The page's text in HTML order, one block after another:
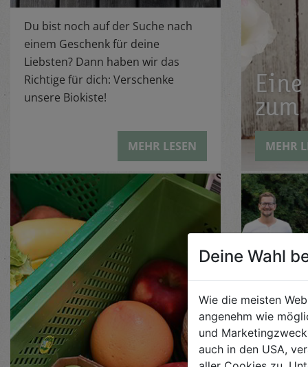
Du bist noch auf der Suche nach
einem Geschenk für deine
Liebsten? Dann haben wir das
Richtige für dich: Verschenke
unsere Biokiste!
MEHR LESEN MEHR
Bio ist für
Deine Wahl
Wie die meisten
angenehm wie
und
auch in den USA,